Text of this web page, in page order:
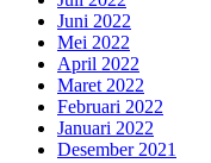
Juni 2022
Mei 2022
April 2022
Maret 2022
Februari 2022
Januari 2022
Desember 2021